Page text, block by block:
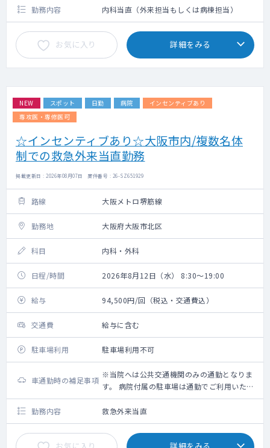
勤務内容 内科当直（外来担当もしくは病棟担当）
お気に入り 詳細をみる
NEW スポット 日勤 病院
インセンティブあり
専攻医・専修医可
☆インセンティブあり☆大阪市内/複数名体
制での救急外来当直勤務
掲載更新日 : 2026年08月07日 案件番号 : 26-SZ651929
路線 大阪メトロ堺筋線
勤務地 大阪府大阪市北区
科目 内科・外科
日程/時間 2026年8月12日（水） 8:30～19:00
給与 94,500円/回（税込・交通費込）
交通費 給与に含む
駐車場利用 駐車場利用不可
車通勤時の補足事項
※当院へは公共交通機関のみの通勤となりま
す。 病院付属の駐車場は通勤でご利用いただ
けませんので予めご了承ください。
勤務内容
救急外来当直